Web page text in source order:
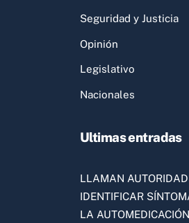
Seguridad y Justicia
Opinión
Legislativo
Nacionales
Ultimas entradas
LLAMAN
IDENTIFICAR
LA AUTOMEDICACIÓN